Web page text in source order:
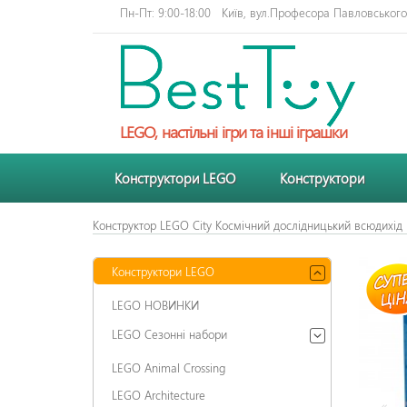
Пн-Пт: 9:00-18:00 Київ, вул.Професора
LEGO, настільні ігри та інші іграшки
Конструктори LEGO Конструктори
Конструктор LEGO City Космічний дослідницький
Конструктори LEGO
LEGO НОВИНКИ
LEGO Сезонні набори
LEGO Animal Crossing
LEGO Architecture